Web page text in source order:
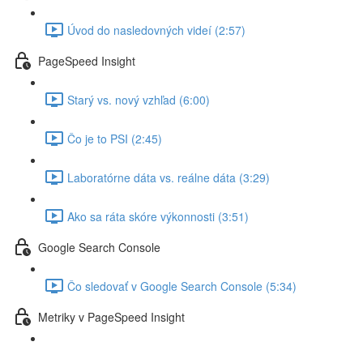
Úvod do nasledovných videí (2:57)
PageSpeed Insight
Starý vs. nový vzhľad (6:00)
Čo je to PSI (2:45)
Laboratórne dáta vs. reálne dáta (3:29)
Ako sa ráta skóre výkonnosti (3:51)
Google Search Console
Čo sledovať v Google Search Console (5:34)
Metriky v PageSpeed Insight